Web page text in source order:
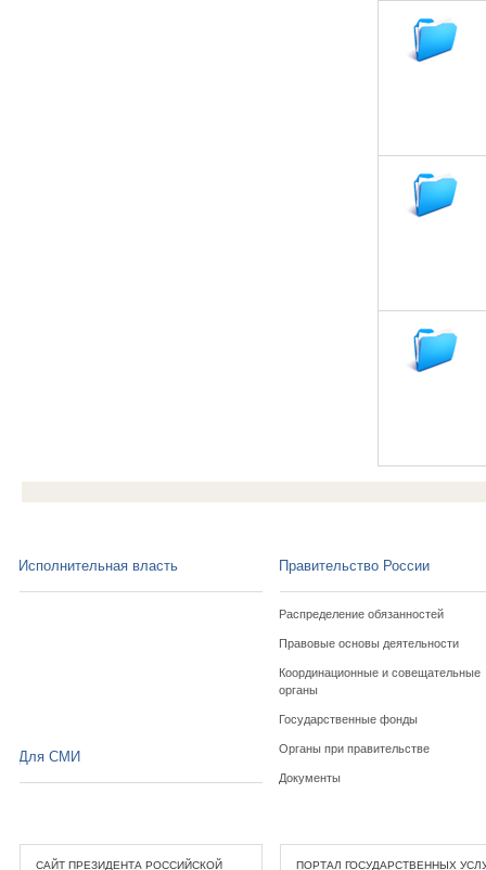
Исполнительная власть Правительство России
Распределение обязанностей
Правовые основы деятельности
Координационные и совещательные
органы
Государственные фонды
Органы при правительстве
Документы
Для СМИ
САЙТ ПРЕЗИДЕНТА РОССИЙСКОЙ
ПОРТАЛ ГОСУДАРСТВЕННЫХ